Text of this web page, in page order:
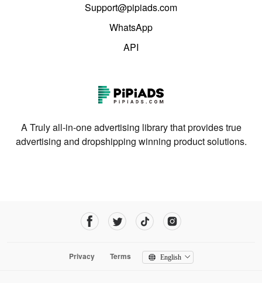
Support@pipiads.com
WhatsApp
API
A Truly all-in-one advertising library that provides true
advertising and dropshipping winning product solutions.
Privacy Terms English